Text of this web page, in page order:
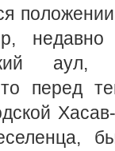
аул,
перед